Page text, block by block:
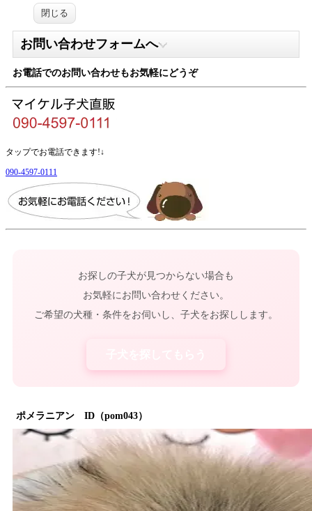
閉じる
お問い合わせフォームへ
お電話でのお問い合わせもお気軽にどうぞ
タップでお電話できます!↓
090-4597-0111
お探しの子犬が見つからない場合も
お気軽にお問い合わせください。
ご希望の犬種・条件をお伺いし、子犬をお探しします。
ポメラニアン ID（pom043）